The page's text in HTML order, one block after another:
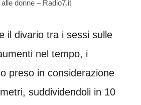
donne – Radio7.it
il divario tra i sessi sulle
nel tempo, i
preso in considerazione
suddividendoli in 10